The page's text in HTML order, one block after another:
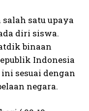
satu upaya
diri siswa.
binaan
Indonesia
sesuai dengan
negara.